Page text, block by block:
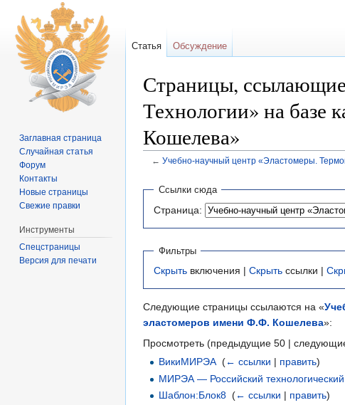
Страницы,
Технологии» на базе
Кошелева»
← Учебно-научный центр «Эластомеры.
Ссылки сюда
Страница:
Фильтры
Скрыть включения | Скрыть ссылки |
Следующие страницы ссылаются на «
эластомеров имени Ф.Ф. Кошелева»:
Просмотреть (предыдущие 50 |
ВикиМИРЭА‎(← ссылки | править)
МИРЭА — Российский технологический
Шаблон:Блок8 ‎(← ссылки | править)
Статья Обсуждение
Заглавная страница
Случайная статья
Форум
Контакты
Новые страницы
Свежие правки
Инструменты
Спецстраницы
Версия для печати